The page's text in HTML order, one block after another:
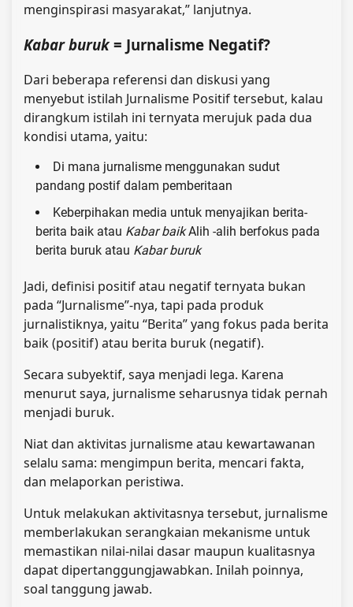
menginspirasi masyarakat,” lanjutnya.
Kabar buruk= Jurnalisme Negatif?
Dari beberapa referensi dan diskusi yang
menyebut istilah Jurnalisme Positif tersebut, kalau
dirangkum istilah ini ternyata merujuk pada dua
kondisi utama, yaitu:
Di mana jurnalisme menggunakan sudut
pandang postif dalam pemberitaan
Keberpihakan media untuk menyajikan berita-
berita baik atau Kabar baikAlih -alih berfokus pada
berita buruk atau Kabar buruk
Jadi, definisi positif atau negatif ternyata bukan
pada “Jurnalisme”-nya, tapi pada produk
jurnalistiknya, yaitu “Berita” yang fokus pada berita
baik (positif) atau berita buruk (negatif).
Secara subyektif, saya menjadi lega. Karena
menurut saya, jurnalisme seharusnya tidak pernah
menjadi buruk.
Niat dan aktivitas jurnalisme atau kewartawanan
selalu sama: mengimpun berita, mencari fakta,
dan melaporkan peristiwa.
Untuk melakukan aktivitasnya tersebut, jurnalisme
memberlakukan serangkaian mekanisme untuk
memastikan nilai-nilai dasar maupun kualitasnya
dapat dipertanggungjawabkan. Inilah poinnya,
soal tanggung jawab.